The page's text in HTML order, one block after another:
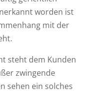
worden ist
mit der
steht dem Kunden
zwingende
sehen ein solches